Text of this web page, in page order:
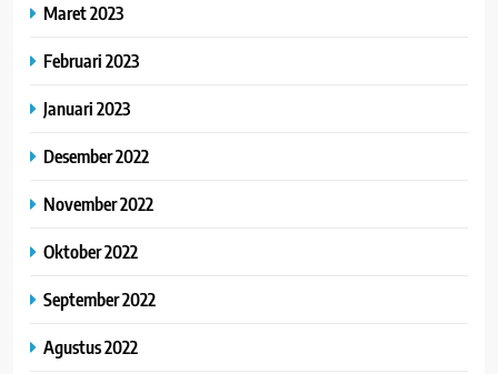
Maret 2023
Februari 2023
Januari 2023
Desember 2022
November 2022
Oktober 2022
September 2022
Agustus 2022